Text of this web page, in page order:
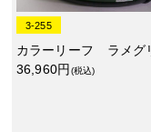
3-255
カラーリーフ ラメグ
36,960円 (税込)